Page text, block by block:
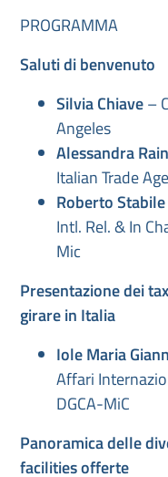
PROGRAMMA
Saluti di benvenuto
Silvia Chiave–
Angeles
Alessandra
Italian Trade
Roberto Stabile
Intl. Rel. & In
Mic
Presentazione dei
girare in Italia
Iole Maria
Affari
DGCA-MiC
Panoramica delle
facilities offerte